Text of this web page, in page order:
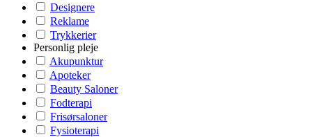
Designere
Reklame
Trykkerier
Personlig pleje
Akupunktur
Apoteker
Beauty Saloner
Fodterapi
Frisørsaloner
Fysioterapi